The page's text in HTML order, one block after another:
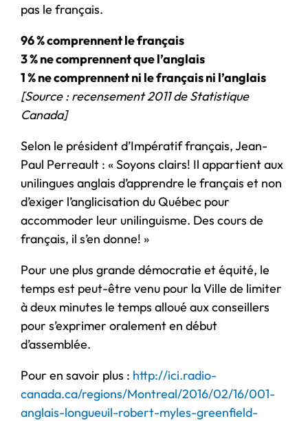
pas le français.
96 % comprennent le français
3 % ne comprennent que l’anglais
1 % ne comprennent ni le français ni l’anglais
[Source : recensement 2011 de Statistique
Canada]
Selon le président d’Impératif français, Jean-
Paul Perreault : « Soyons clairs! Il appartient aux
unilingues anglais d’apprendre le français et non
d’exiger l’anglicisation du Québec pour
accommoder leur unilinguisme. Des cours de
français, il s’en donne! »
Pour une plus grande démocratie et équité, le
temps est peut-être venu pour la Ville de limiter
à deux minutes le temps alloué aux conseillers
pour s’exprimer oralement en début
d’assemblée.
Pour en savoir plus : http://ici.radio-
canada.ca/regions/Montreal/2016/02/16/001-
anglais-longueuil-robert-myles-greenfield-